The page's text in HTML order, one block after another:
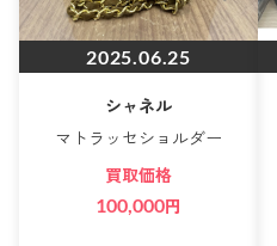
2025.06.25
シャネル
マトラッセショルダー
買取価格
100,000円